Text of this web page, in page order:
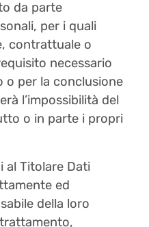
da parte
per i quali
contrattuale o
necessario
o per la conclusione
l’impossibilità del
o in parte i propri
al Titolare Dati
ed
della loro